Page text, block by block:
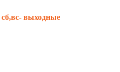
сб,вс- выходные